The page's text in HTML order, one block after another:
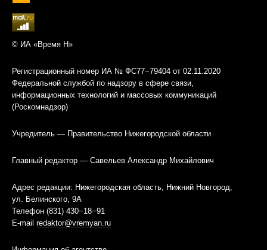
© ИА «Время Н»
Регистрационный номер ИА № ФС77−79404 от 02.11.2020
Федеральной службой по надзору в сфере связи,
информационных технологий и массовых коммуникаций
(Роскомнадзор)
Учредитель — Правительство Нижегородской области
Главный редактор — Савельев Александр Михайлович
Адрес редакции: Нижегородская область, Нижний Новгород,
ул. Белинского, 9А
Телефон (831) 430−18−91
E-mail redaktor@vremyan.ru